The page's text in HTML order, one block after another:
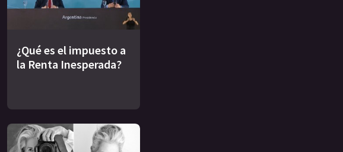
¿Qué es el impuesto a
la Renta Inesperada?